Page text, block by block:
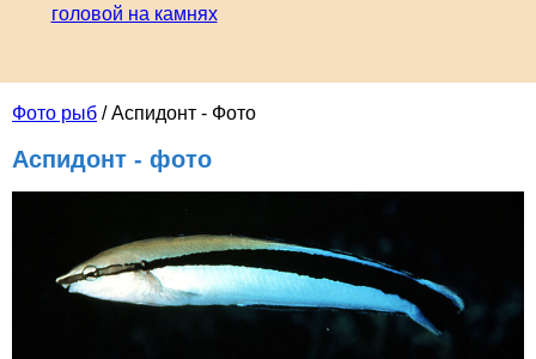
Фото рыб / Аспидонт - Фото
Аспидонт - фото
головой на камнях